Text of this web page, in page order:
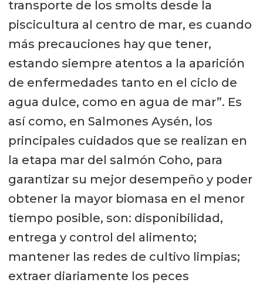
transporte de los smolts desde la
piscicultura al centro de mar, es cuando
más precauciones hay que tener,
estando siempre atentos a la aparición
de enfermedades tanto en el ciclo de
agua dulce, como en agua de mar”. Es
así como, en Salmones Aysén, los
principales cuidados que se realizan en
la etapa mar del salmón Coho, para
garantizar su mejor desempeño y poder
obtener la mayor biomasa en el menor
tiempo posible, son: disponibilidad,
entrega y control del alimento;
mantener las redes de cultivo limpias;
extraer diariamente los peces